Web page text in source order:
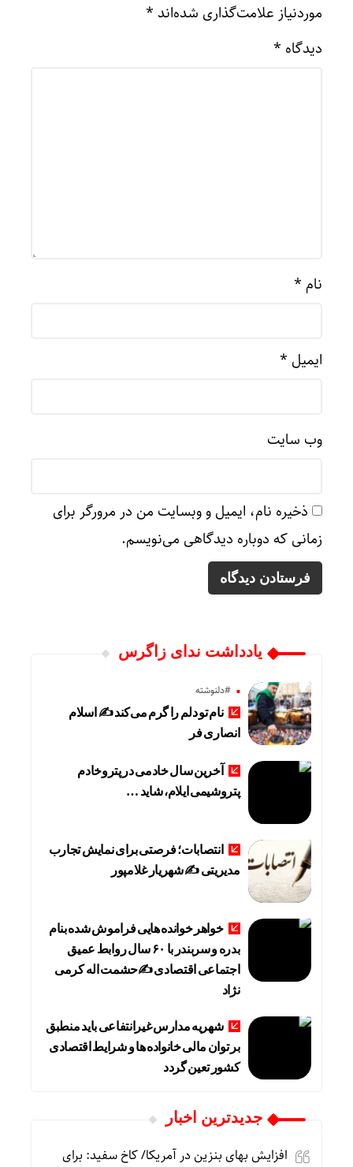
موردنیاز علامت‌گذاری شده‌اند *
دیدگاه *
نام *
ایمیل *
وب‌ سایت
ذخیره نام، ایمیل و وبسایت من در مرورگر برای
زمانی که دوباره دیدگاهی می‌نویسم.
یادداشت ندای زاگرس
#دلنوشته
نام تو دلم را گرم می‌کند ✍️ اسلام
انصاری فر
آخرین سال خادمی در پتروخادم
پتروشیمی ایلام، شاید …
انتصابات؛ فرصتی برای نمایش تجارب
مدیریتی ✍ شهریار غلامپور
خواهر خوانده هایی فراموش شده بنام
بدره و سربندر با ۶۰ سال روابط عمیق
اجتماعی اقتصادی ✍حشمت اله کرمی
نژاد
شهریه مدارس غیرانتفاعی باید منطبق
بر توان مالی خانواده ها و شرایط اقتصادی
کشور تعین گردد
جديدترين اخبار
افزایش بهای بنزین در آمریکا/ کاخ سفید: برای